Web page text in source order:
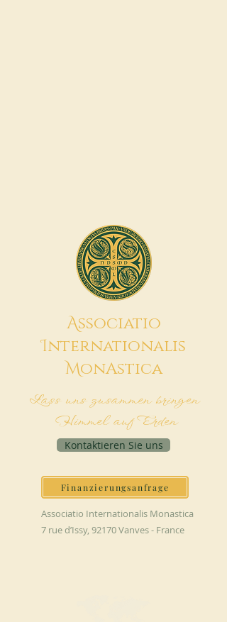
Associatio
Internationalis
MonAstica
Lass uns zusammen bringen
Himmel auf Erden
Kontaktieren Sie uns
Finanzierungsanfrage
Associatio Internationalis Monastica
7 rue d’Issy, 92170 Vanves - France